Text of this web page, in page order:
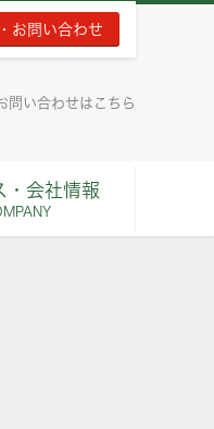
お問い合わせ
問い合わせはこちら
・会社情報